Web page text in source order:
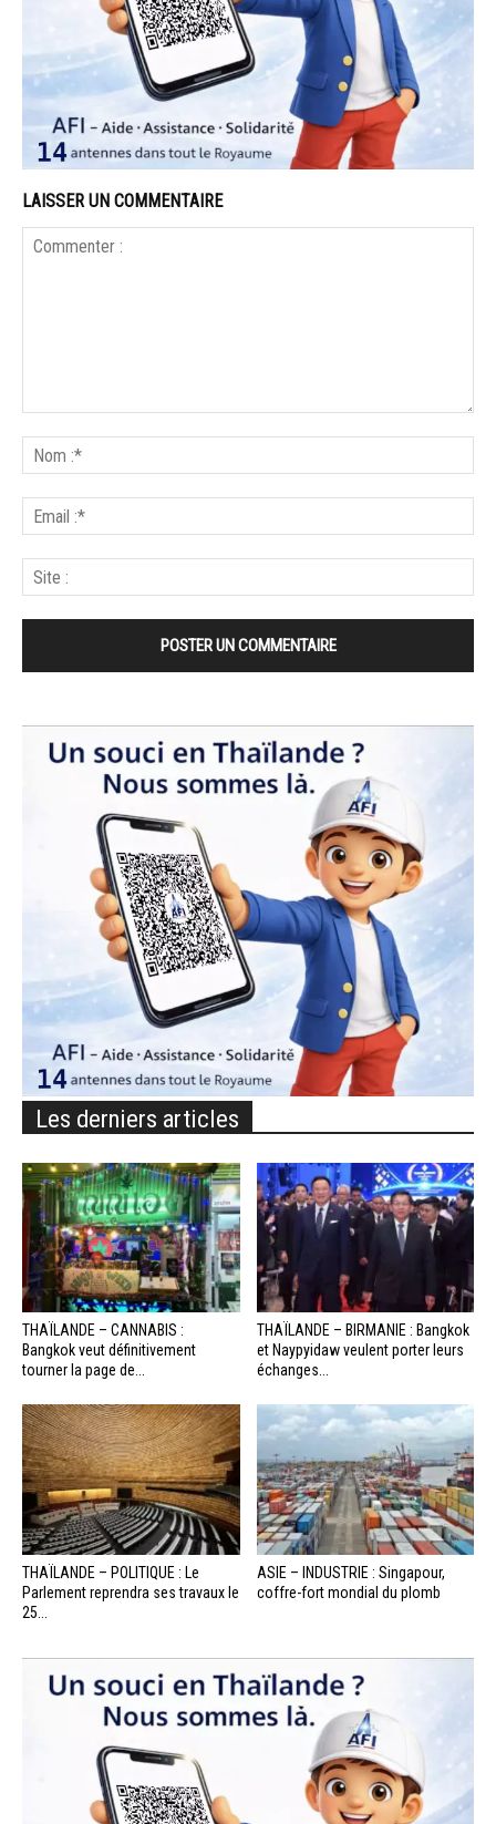
LAISSER UN COMMENTAIRE
Les derniers articles
THAÏLANDE – CANNABIS :
Bangkok veut définitivement
tourner la page de...
THAÏLANDE – BIRMANIE : Bangkok
et Naypyidaw veulent porter leurs
échanges...
THAÏLANDE – POLITIQUE : Le
Parlement reprendra ses travaux le
25...
ASIE – INDUSTRIE : Singapour,
coffre-fort mondial du plomb